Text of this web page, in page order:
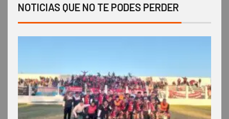
NOTICIAS QUE NO TE PODES PERDER